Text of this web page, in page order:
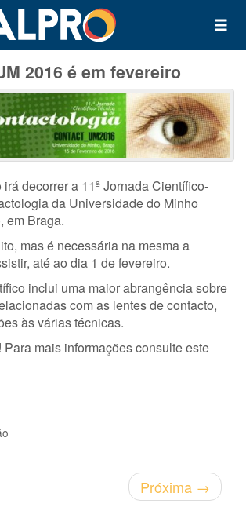
2016 é em fevereiro
decorrer a 11ª Jornada Científico-
da Universidade do Minho
em Braga.
mas é necessária na mesma a
até ao dia 1 de fevereiro.
inclui uma maior abrangência sobre
com as lentes de contacto,
às várias técnicas.
! Para mais informações consulte este
Próxima →